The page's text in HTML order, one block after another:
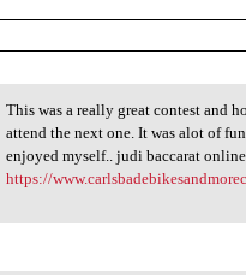
was a really great
This was a really great contest and
attend the next one. It was alot of
enjoyed myself.. judi baccarat online
https://